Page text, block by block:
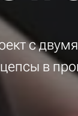
с
в